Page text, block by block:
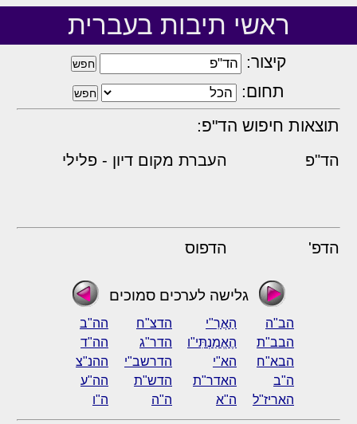
ראשי תיבות בעברית
קיצור:
תחום:
תוצאות חיפוש הד"פ:
הד"פ העברת מקום דיון - פלילי
הדפ' הדפוס
גלישה לערכים סמוכים
הב"ה הַאֲרִ"י הדצ"ח
הה"ב
הבב"ת
הֶאֱמַנְתִּי"ו הדר"ג
הה"ד
הבא"ח
הא"י הדרשב"י
ההנ"צ
ה"ב
האדר"ת הדש"ת
הה"ע
האריז"ל
ה"א ה"ה ה"ו